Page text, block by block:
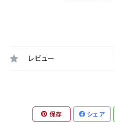
レビュー
保存 シェア